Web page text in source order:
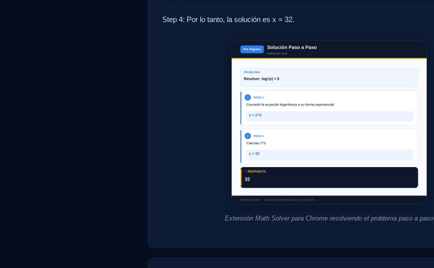
Step 4: Por lo tanto, la solución es x = 32.
Extensión Math Solver para Chrome resolviendo el problema paso a paso